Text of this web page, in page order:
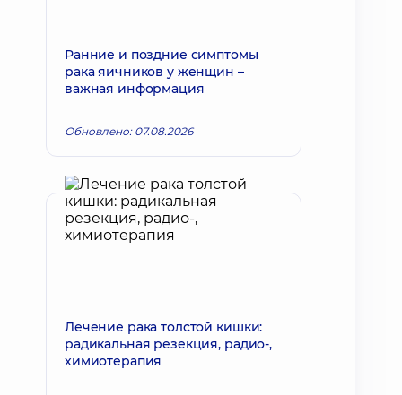
Ранние и поздние симптомы
рака яичников у женщин –
важная информация
Обновлено: 07.08.2026
Лечение рака толстой кишки:
радикальная резекция, радио-,
химиотерапия